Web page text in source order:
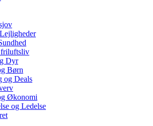
friluftsliv
Dyr
Børn
og Deals
Økonomi
og Ledelse